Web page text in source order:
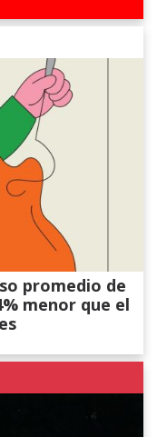
promedio de
menor que el